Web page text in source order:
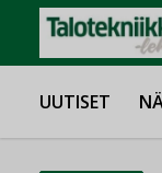
UUTISET